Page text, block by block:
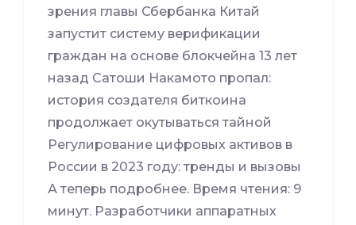
зрения главы Сбербанка Китай
запустит систему верификации
граждан на основе блокчейна 13 лет
назад Сатоши Накамото пропал:
история создателя биткоина
продолжает окутываться тайной
Регулирование цифровых активов в
России в 2023 году: тренды и вызовы
А теперь подробнее. Время чтения: 9
минут. Разработчики аппаратных